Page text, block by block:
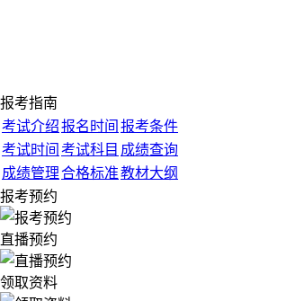
报考指南
考试介绍报名时间 报考条件
考试时间 考试科目 成绩查询
成绩管理合格标准教材大纲
报考预约
直播预约
领取资料